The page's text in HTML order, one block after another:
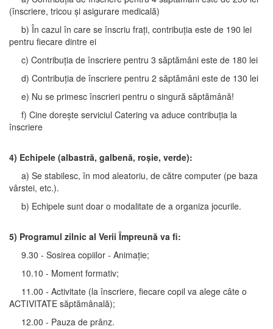
(înscriere, tricou și asigurare medicală)
b) În cazul în care se înscriu frați, contribuția este de 190 lei
pentru fiecare dintre ei
c) Contribuția de înscriere pentru 3 săptămâni este de 180 lei
d) Contribuția de înscriere pentru 2 săptămâni este de 130 lei
e) Nu se primesc înscrieri pentru o singură săptămână!
f) Cine dorește serviciul Catering va aduce contribuția la
înscriere
4) Echipele (albastră, galbenă, roșie, verde):
a) Se stabilesc, în mod aleatoriu, de către computer (pe baza
vârstei, etc.).
b) Echipele sunt doar o modalitate de a organiza jocurile.
5) Programul zilnic al Verii Împreună va fi:
9.30 - Sosirea copiilor - Animație;
10.10 - Moment formativ;
11.00 - Activitate (la înscriere, fiecare copil va alege câte o
ACTIVITATE săptămânală);
12.00 - Pauza de prânz.